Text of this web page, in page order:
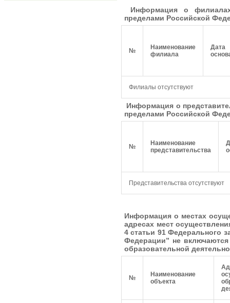
Информация о
пределами Российской
№
Наименование
филиала
Дата
Филиалы отсутствуют
Информация о
пределами Российской
№
Наименование
представительства
Представительства отсутствуют
Информация о местах
адресах мест
4 статьи 91 Федерального
Федерации” не
образовательной
№
Наименование
объекта